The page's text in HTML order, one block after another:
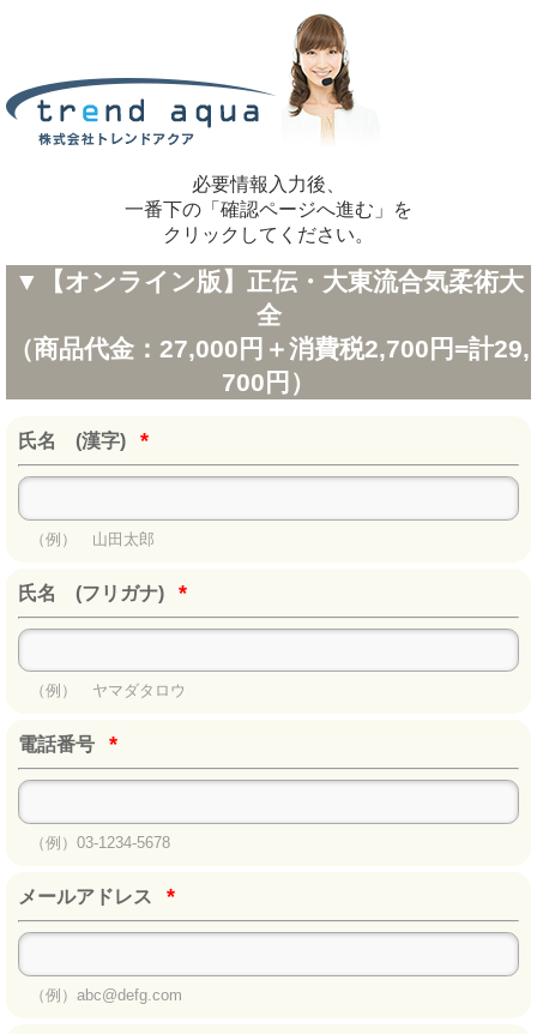
必要情報入力後、
一番下の「確認ページへ進む」を
クリックしてください。
▼【オンライン版】正伝・大東流合気柔術大
全
（商品代金：27,000円＋消費税2,700円=計29,
700円）
氏名 (漢字) *
（例） 山田太郎
氏名 (フリガナ) *
（例） ヤマダタロウ
電話番号 *
（例）03-1234-5678
メールアドレス *
（例）abc@defg.com